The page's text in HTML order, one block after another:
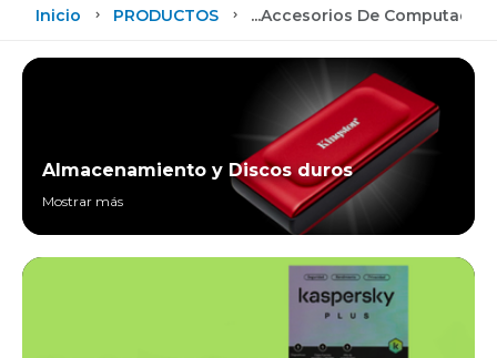
Inicio PRODUCTOS ...Accesorios De
Almacenamiento y Discos duros
Mostrar más